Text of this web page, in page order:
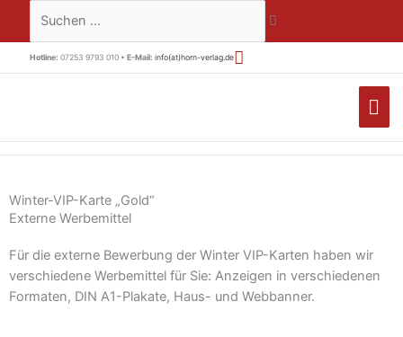
springen
Suchen …
Hotline: 07253 9793 010 • E-Mail: info(at)horn-verlag.de
Winter-VIP-Karte „Gold“
Externe Werbemittel
Für die externe Bewerbung der Winter VIP-Karten haben wir
verschiedene Werbemittel für Sie: Anzeigen in verschiedenen
Formaten, DIN A1-Plakate, Haus- und Webbanner.